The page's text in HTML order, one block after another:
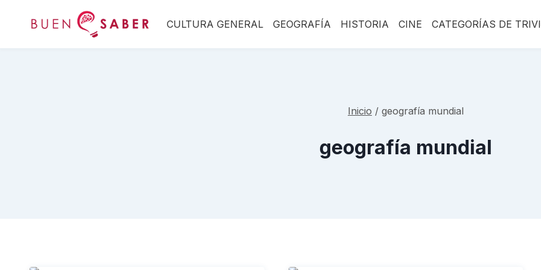
CULTURA GENERAL GEOGRAFÍA HISTORIA CINE CATEGORÍAS DE
Inicio / geografía mundial
geografía mundial